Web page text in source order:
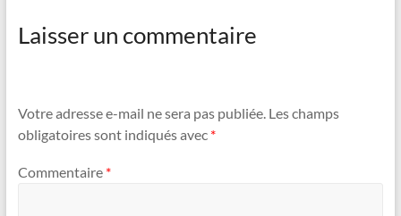
Laisser un commentaire
Votre adresse e-mail ne sera pas publiée. Les champs
obligatoires sont indiqués avec *
Commentaire *